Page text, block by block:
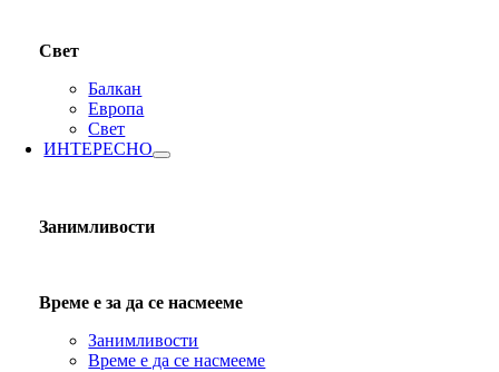
Свет
Балкан
Европа
Свет
ИНТЕРЕСНО
Занимливости
Време е за да се насмееме
Занимливости
Време е да се насмееме